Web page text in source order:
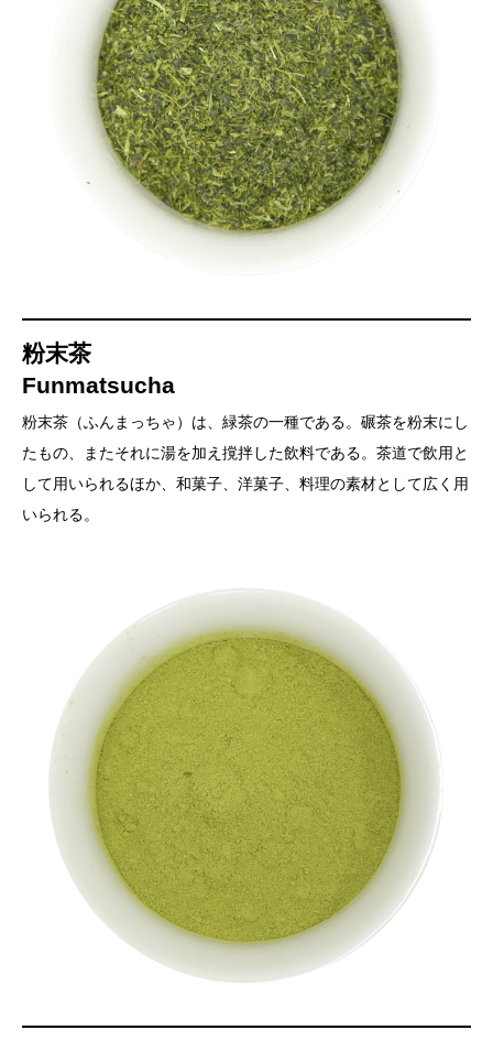
粉末茶
Funmatsucha
粉末茶（ふんまっちゃ）は、緑茶の一種である。碾茶を粉末にし
たもの、またそれに湯を加え撹拌した飲料である。茶道で飲用と
して用いられるほか、和菓子、洋菓子、料理の素材として広く用
いられる。